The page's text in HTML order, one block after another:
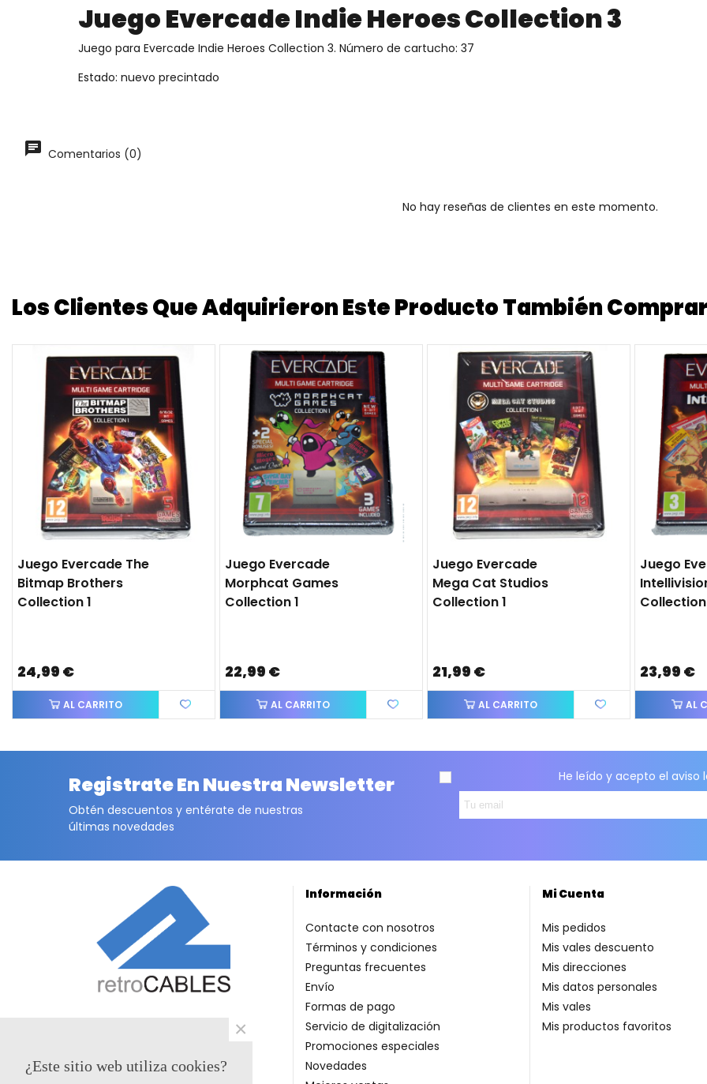
Juego EvercadeIndie Heroes Collection 3
Juego para Evercade Indie Heroes Collection 3. Número de cartucho: 37
Estado: nuevo precintado
Comentarios (0)
No hay reseñas de clientes en este momento.
Los Clientes Que Adquirieron Este Producto También
Juego Evercade The
Bitmap Brothers
Collection 1
24,99 €
AL CARRITO
Juego Evercade
Morphcat Games
Collection 1
22,99 €
AL CARRITO
Juego Evercade
Mega Cat Studios
Collection 1
21,99 €
AL CARRITO
Juego
23,99 €
AL
Registrate En Nuestra Newsletter
Obtén descuentos y entérate de nuestras
últimas novedades
He leído y acepto elaviso
Información
Contacte con nosotros
Términos y condiciones
Preguntas frecuentes
Envío
Formas de pago
Servicio de digitalización
Promociones especiales
Novedades
Mi Cuenta
Mis pedidos
Mis vales descuento
Mis direcciones
Mis datos personales
Mis vales
Mis productos favoritos
¿Este sitio web utiliza cookies?
×